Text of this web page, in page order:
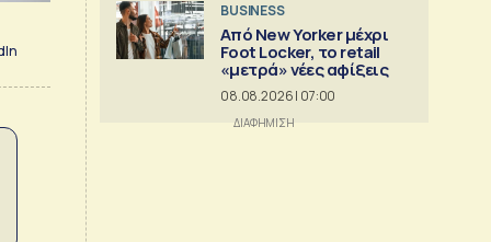
BUSINESS
Από New Yorker μέχρι
Foot Locker, το retail
«μετρά» νέες αφίξεις
08.08.2026 | 07:00